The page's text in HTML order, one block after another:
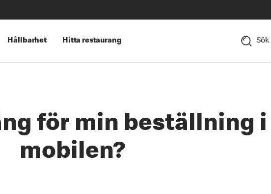
Hållbarhet Hitta restaurang Sök
för min beställning i
mobilen?